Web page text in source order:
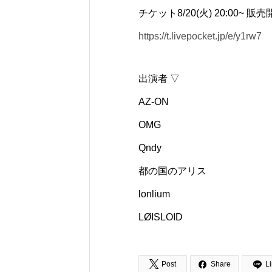
チケット8/20(火) 20:00~ 販売
https://t.livepocket.jp/e/y1rw7
出演者 ▽
AZ-ON
OMG
Qndy
都の国のアリス
lonlium
LØISLOID
 Post  Share